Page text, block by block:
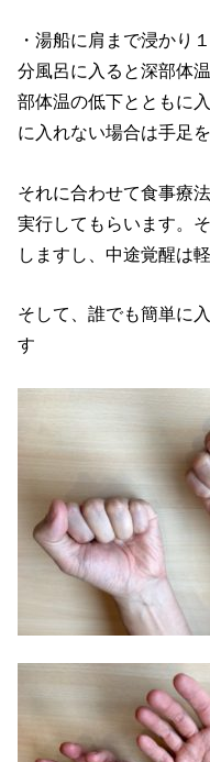
・湯船に肩まで浸かり
分風呂に入ると深部体
部体温の低下とともに
に入れない場合は手足
それに合わせて食事療
実行してもらいます。
しますし、中途覚醒は
そして、誰でも簡単に
す